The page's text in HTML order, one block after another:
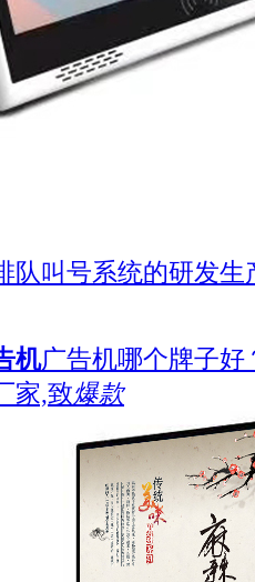
队叫号系统的研发
机广告机哪个牌子好
家,致爆款